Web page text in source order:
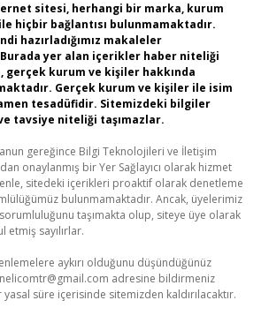
sitesi, herhangi bir marka, kurum
hiçbir bağlantısı bulunmamaktadır.
hazırladığımız makaleler
Burada yer alan içerikler haber niteliği
gerçek kurum ve kişiler hakkında
Gerçek kurum ve kişiler ile isim
tesadüfidir. Sitemizdeki bilgiler
tavsiye niteliği taşımazlar.
gereğince Bilgi Teknolojileri ve İletişim
onaylanmış bir Yer Sağlayıcı olarak hizmet
sitedeki içerikleri proaktif olarak denetleme
bulunmamaktadır. Ancak, üyelerimiz
taşımakta olup, siteye üye olarak
etmiş sayılırlar.
aykırı olduğunu düşündüğünüz
adresine bildirmeniz
süre içerisinde sitemizden kaldırılacaktır.